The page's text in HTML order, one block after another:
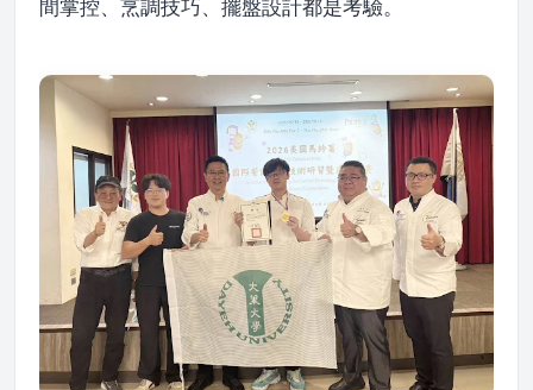
間掌控、烹調技巧、擺盤設計都是考驗。